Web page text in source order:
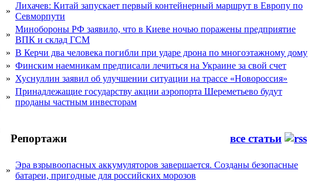
»
Лихачев: Китай запускает первый контейнерный маршрут в Европу по
Севморпути
»
Минобороны РФ заявило, что в Киеве ночью поражены предприятие
ВПК и склад ГСМ
» В Керчи два человека погибли при ударе дрона по многоэтажному дому
» Финским наемникам предписали лечиться на Украине за свой счет
» Хуснуллин заявил об улучшении ситуации на трассе «Новороссия»
»
Принадлежащие государству акции аэропорта Шереметьево будут
проданы частным инвесторам
Репортажи все статьи
»
Эра взрывоопасных аккумуляторов завершается. Созданы безопасные
батареи, пригодные для российских морозов